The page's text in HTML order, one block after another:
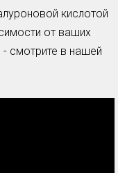
кислотой
от ваших
смотрите в нашей